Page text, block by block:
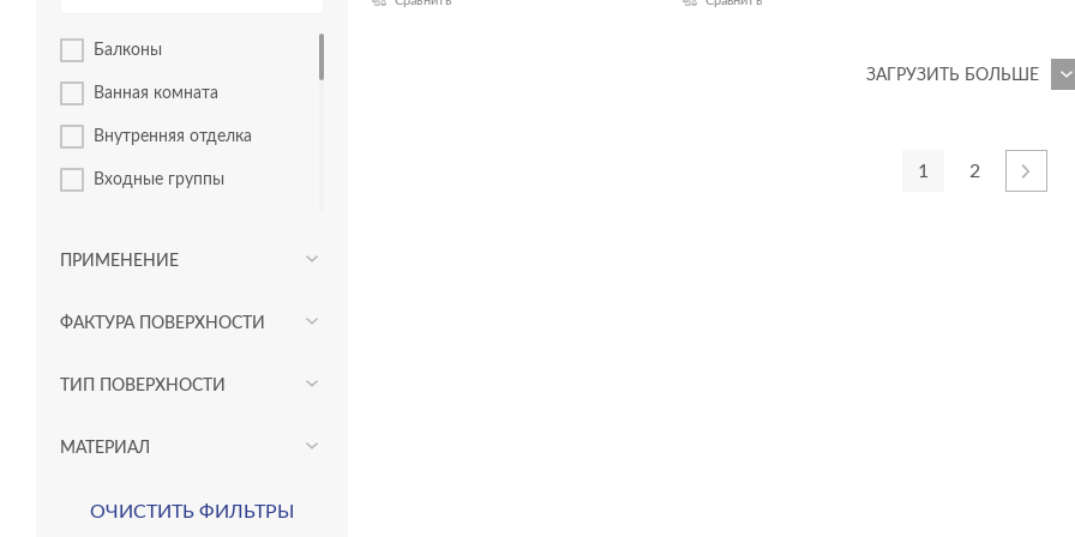
Avalon
Bonsai Tree
Балконы
Ванная комната
Внутренняя отделка
Входные группы
Кафе
Лестницы
Лифтовые зоны
ПРИМЕНЕНИЕ
ФАКТУРА ПОВЕРХНОСТИ
ТИП ПОВЕРХНОСТИ
МАТЕРИАЛ
ОЧИСТИТЬ ФИЛЬТРЫ
ЗАГРУЗИТЬ БОЛЬШЕ
1 2